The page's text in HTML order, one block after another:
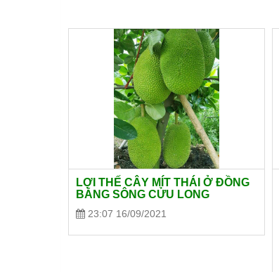
LỢI THẾ CÂY MÍT THÁI Ở ĐỒNG
BẰNG SÔNG CỬU LONG
23:07 16/09/2021